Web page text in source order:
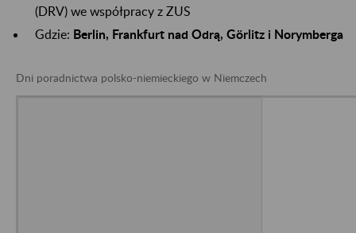
(DRV) we współpracy z ZUS
Gdzie: Berlin, Frankfurt nad Odrą, Görlitz i Norymberga
Dni poradnictwa polsko-niemieckiego w Niemczech